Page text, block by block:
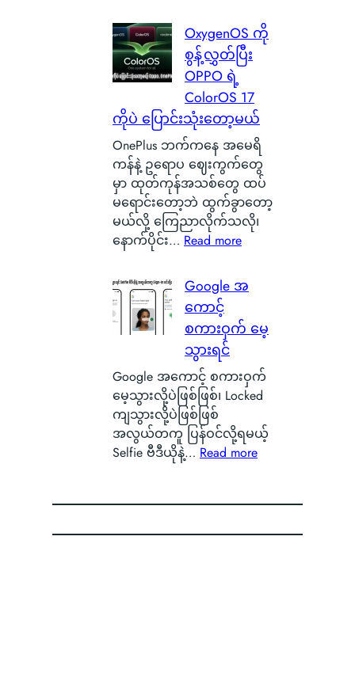
န
ဂါ
း
တ
ကေ
ာ
င်
အ
မှ
န်
တ
ယ်
ပျံ
သ
နေ
တ
ာ
ကို
မြ
င်
ခဲ့
လို့
B
a
t
t
r
ဆို
တ
ာ
ဘ
ာ
လဲ
ဒ
ါ
ဟ
m
a
r
t
p
e
စ
င်
စ
စ်
ဖြ
စ်
ကြေ
ာ
င်
း
သ
က်
လို့
ရ
မ
ယ့်
အ
ခ
မဲ့
အ
မ
ည်
ရေ
င်
OxygenOS ကို
စွန့်လွှတ်ပြီး
OPPO ရဲ့
ColorOS 17
ကိုပဲ ပြောင်းသုံးတော့မယ်
OnePlus ဘက်ကနေ အမေရိ
ကန်နဲ့ ဥရောပ ဈေးကွက်တွေ
မှာ ထုတ်ကုန်အသစ်တွေ ထပ်
မရောင်းတော့ဘဲ ထွက်ခွာတော့
မယ်လို့ ကြေညာလိုက်သလို၊
နောက်ပိုင်း… Read more:
y
g
e
O
S
စွ
န့်
ပြီ
Google အ
ကောင့်
စကားဝှက် မေ့
သွားရင်
Google အကောင့် စကားဝှက်
မေ့သွားလို့ပဲဖြစ်ဖြစ်၊ Locked
ကျသွားလို့ပဲဖြစ်ဖြစ်
အလွယ်တကူ ပြန်ဝင်လို့ရမယ့်
Selfie ဗီဒီယိုနဲ့… Read more:
o